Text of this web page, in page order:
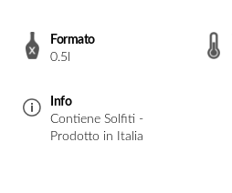
Formato
0.5l
Info
Contiene Solfiti -
Prodotto in Italia